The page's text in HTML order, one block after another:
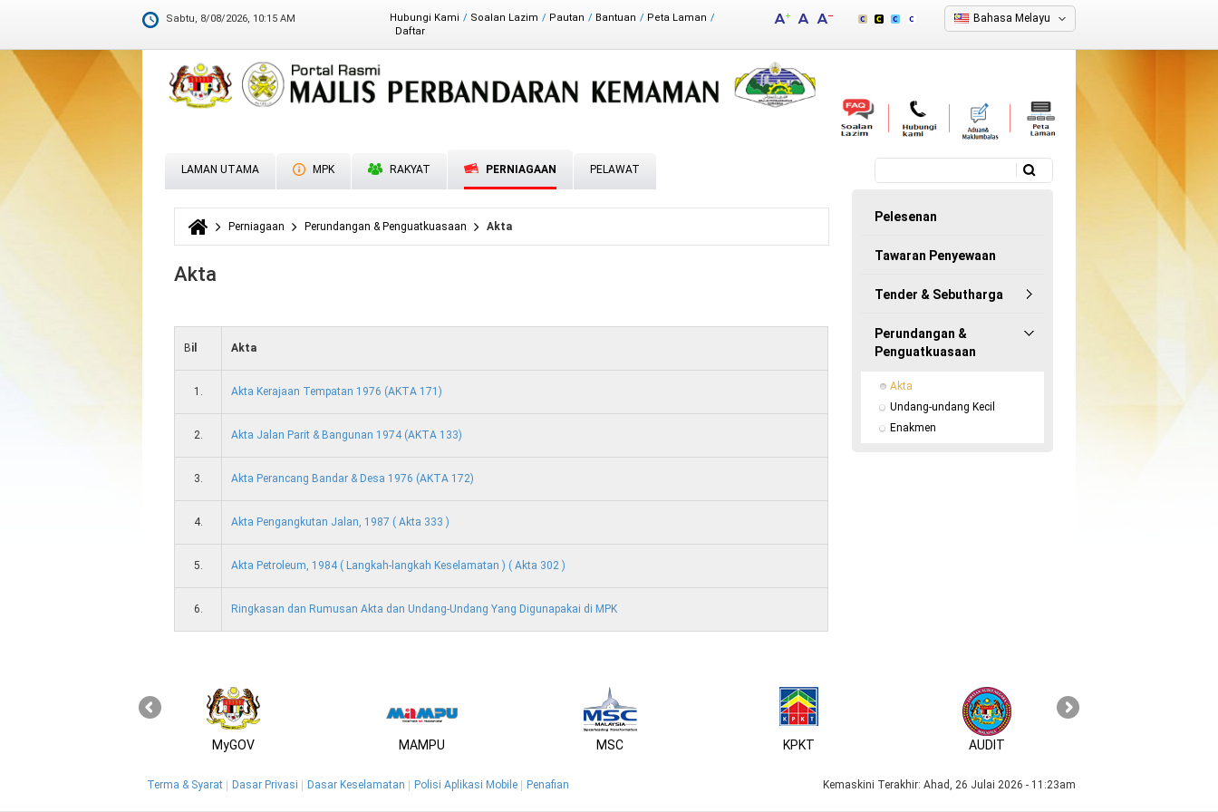
Sabtu, 8/08/2026, 10:15 AM Hubungi Kami Soalan Lazim Pautan Bantuan
Peta Laman
Daftar
Bahasa Melayu
LAMAN UTAMA MPK RAKYAT PERNIAGAAN PELAWAT
Borang carian
Anda di sini
Perniagaan Perundangan & Penguatkuasaan Akta
Akta
Bil Akta
1. Akta Kerajaan Tempatan 1976 (AKTA 171)
2. Akta Jalan Parit & Bangunan 1974 (AKTA 133)
3. Akta Perancang Bandar & Desa 1976 (AKTA 172)
4. Akta Pengangkutan Jalan, 1987 ( Akta 333 )
5. Akta Petroleum, 1984 ( Langkah-langkah Keselamatan ) ( Akta 302 )
6. Ringkasan dan Rumusan Akta dan Undang-Undang Yang Digunapakai di MPK
Pelesenan
Tawaran Penyewaan
Tender & Sebutharga
Perundangan &
Penguatkuasaan
Akta
Undang-undang Kecil
Enakmen
MyGOV MAMPU MSC KPKT AUDIT
Terma & Syarat Dasar Privasi Dasar Keselamatan Polisi Aplikasi Mobile Penafian Kemaskini Terakhir: Ahad, 26 Julai 2026 - 11:23am